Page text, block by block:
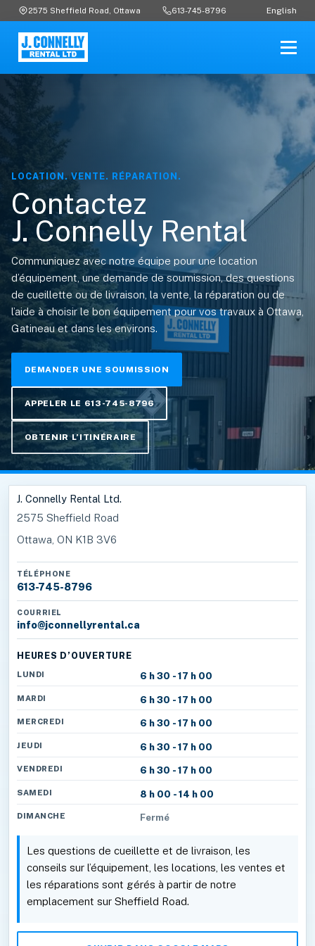
2575 Sheffield Road, Ottawa 613-745-8796 English
LOCATION. VENTE. RÉPARATION.
Contactez
J. Connelly Rental
Communiquez avec notre équipe pour une location
d’équipement, une demande de soumission, des questions
de cueillette ou de livraison, la vente, la réparation ou de
l’aide à choisir le bon équipement pour vos travaux à Ottawa,
Gatineau et dans les environs.
DEMANDER UNE SOUMISSION
APPELER LE 613-745-8796
OBTENIR L’ITINÉRAIRE
J. Connelly Rental Ltd.
2575 Sheffield Road
Ottawa, ON K1B 3V6
TÉLÉPHONE
613-745-8796
COURRIEL
info@jconnellyrental.ca
HEURES D’OUVERTURE
LUNDI 6 h 30 - 17 h 00
MARDI 6 h 30 - 17 h 00
MERCREDI 6 h 30 - 17 h 00
JEUDI 6 h 30 - 17 h 00
VENDREDI 6 h 30 - 17 h 00
SAMEDI 8 h 00 - 14 h 00
DIMANCHE Fermé
Les questions de cueillette et de livraison, les
conseils sur l’équipement, les locations, les ventes et
les réparations sont gérés à partir de notre
emplacement sur Sheffield Road.